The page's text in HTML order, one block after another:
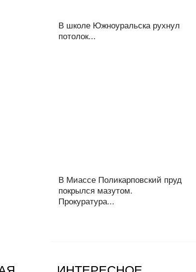
В школе Южноуральска рухнул
потолок...
В Миассе Поликарповский пруд
покрылся мазутом.
Прокуратура...